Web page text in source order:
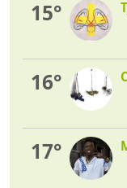
15°
16°
17°